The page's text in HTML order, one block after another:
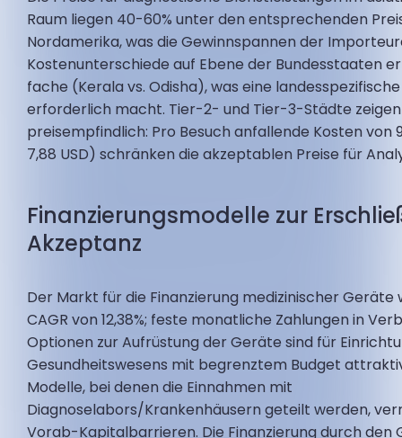
Raum liegen 40-60% unter den entsprechenden
Nordamerika, was die Gewinnspannen der
Kostenunterschiede auf Ebene der Bundesstaaten
fache (Kerala vs. Odisha), was eine
erforderlich macht. Tier-2- und Tier-3-Städte
preisempfindlich: Pro Besuch anfallende Kosten von
7,88 USD) schränken die akzeptablen Preise für
Finanzierungsmodelle zur
Akzeptanz
Der Markt für die Finanzierung medizinischer
CAGR von 12,38%; feste monatliche Zahlungen in
Optionen zur Aufrüstung der Geräte sind für
Gesundheitswesens mit begrenztem Budget
Modelle, bei denen die Einnahmen mit
Diagnoselabors/Krankenhäusern geteilt werden,
Vorab-Kapitalbarrieren. Die Finanzierung durch